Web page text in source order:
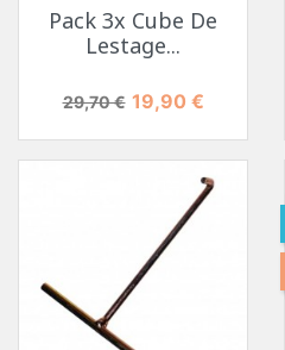
Pack 3x Cube De
Lestage...
Prix de base
29,70 € Prix
19,90 €